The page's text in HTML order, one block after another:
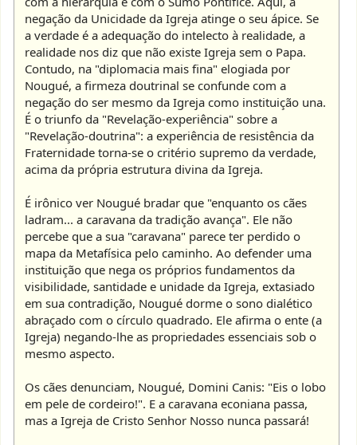
negação da Unicidade da Igreja atinge o seu ápice. Se
a verdade é a adequação do intelecto à realidade, a
realidade nos diz que não existe Igreja sem o Papa.
Contudo, na "diplomacia mais fina" elogiada por
Nougué, a firmeza doutrinal se confunde com a
negação do ser mesmo da Igreja como instituição una.
É o triunfo da "Revelação-experiência" sobre a
"Revelação-doutrina": a experiência de resistência da
Fraternidade torna-se o critério supremo da verdade,
acima da própria estrutura divina da Igreja.
É irônico ver Nougué bradar que "enquanto os cães
ladram... a caravana da tradição avança". Ele não
percebe que a sua "caravana" parece ter perdido o
mapa da Metafísica pelo caminho. Ao defender uma
instituição que nega os próprios fundamentos da
visibilidade, santidade e unidade da Igreja, extasiado
em sua contradição, Nougué dorme o sono dialético
abraçado com o círculo quadrado. Ele afirma o ente (a
Igreja) negando-lhe as propriedades essenciais sob o
mesmo aspecto.
Os cães denunciam, Nougué, Domini Canis: "Eis o lobo
em pele de cordeiro!". E a caravana econiana passa,
mas a Igreja de Cristo Senhor Nosso nunca passará!